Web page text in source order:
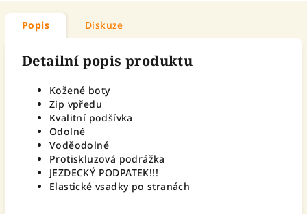
Popis Diskuze
Detailní popis produktu
Kožené boty
Zip vpředu
Kvalitní podšívka
Odolné
Voděodolné
Protiskluzová podrážka
JEZDECKÝ PODPATEK!!!
Elastické vsadky po stranách